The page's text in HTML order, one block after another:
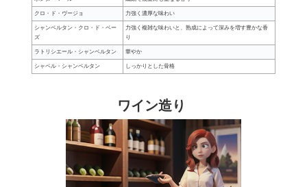
クロ・ド・ヴージョ 力強く濃厚な味わい
シャンベルタン・クロ・ド・ベー
ズ
力強く複雑な味わいと、熟成によって深みを増す豊かな香
り
ラトリシエール・シャンベルタン 華やか
シャペル・シャンベルタン しっかりとした骨格
ワイン造り